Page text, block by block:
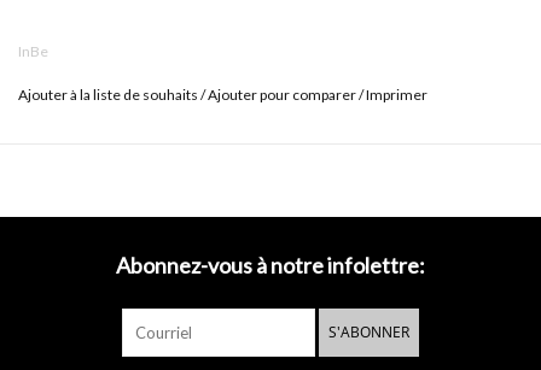
InBe
Ajouter à la liste de souhaits /Ajouter pour comparer/Imprimer
Abonnez-vous à notre infolettre:
S'ABONNER